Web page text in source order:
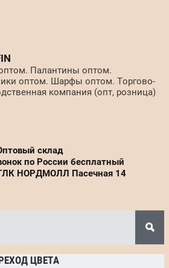
Палантины оптом.
оптом. Шарфы оптом. Торгово-
компания (опт, розница)
склад
по России бесплатный
НОРДМОЛЛ Пасечная 14
ЦВЕТА